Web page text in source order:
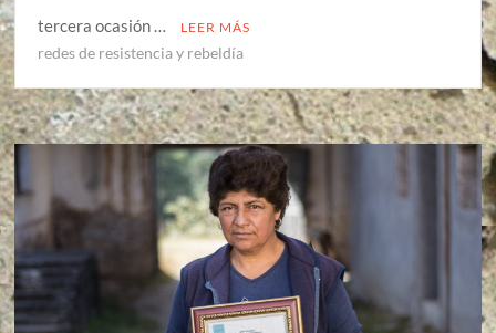
tercera ocasión …
LEER MÁS
redes de resistencia y rebeldía